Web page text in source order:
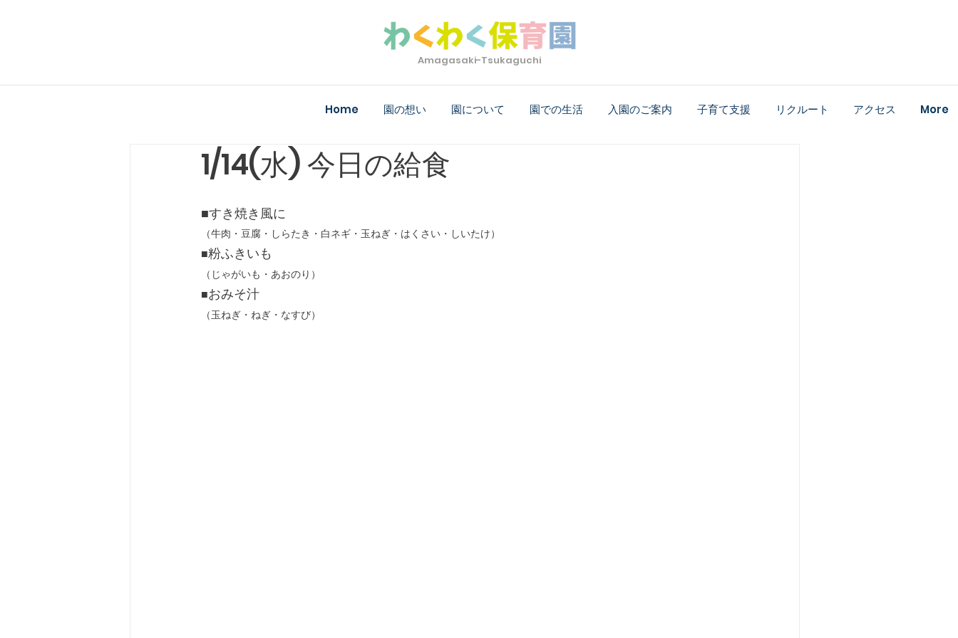
Amagasaki-Tsukaguchi
Home 園の想い 園について 園での生活 入園のご案内 子育て支援 リクルート アクセス More
1/14(水) 今日の給食
■すき焼き風に
（牛肉・豆腐・しらたき・白ネギ・玉ねぎ・はくさい・しいたけ）
■粉ふきいも
（じゃがいも・あおのり）
■おみそ汁
（玉ねぎ・ねぎ・なすび）